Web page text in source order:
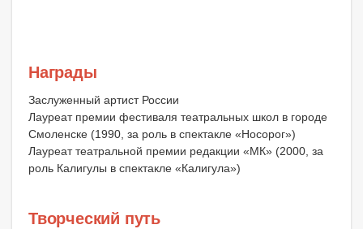
Награды
Заслуженный артист России
Лауреат премии фестиваля театральных школ в городе
Смоленске (1990, за роль в спектакле «Носорог»)
Лауреат театральной премии редакции «МК» (2000, за
роль Калигулы в спектакле «Калигула»)
Творческий путь